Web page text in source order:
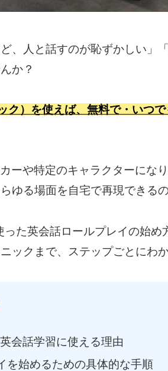
、人と話すのが恥ずかしい」
か？
ク）を使えば、無料で・いつ
ーや特定のキャラクターにな
ゆる場面を自宅で再現できるの
た英会話ロールプレイの始め
ックまで、ステップごとにわ
会話学習に使える理由
を始めるための具体的な手順